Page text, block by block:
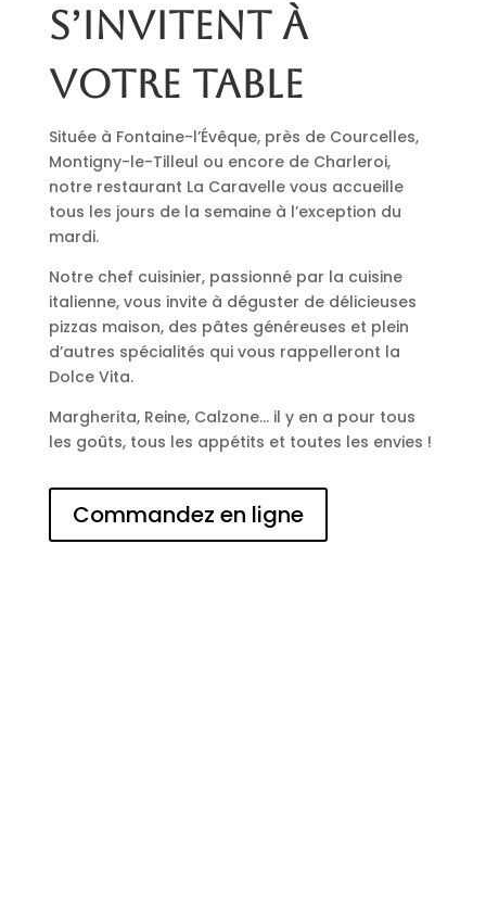
s’invitent à
votre table
Située à Fontaine-l’Évêque, près de Courcelles,
Montigny-le-Tilleul ou encore de Charleroi,
notre restaurant La Caravelle vous accueille
tous les jours de la semaine à l’exception du
mardi.
Notre chef cuisinier, passionné par la cuisine
italienne, vous invite à déguster de délicieuses
pizzas maison, des pâtes généreuses et plein
d’autres spécialités qui vous rappelleront la
Dolce Vita.
Margherita, Reine, Calzone… il y en a pour tous
les goûts, tous les appétits et toutes les envies !
Commandez en ligne